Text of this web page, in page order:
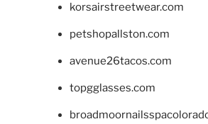
korsairstreetwear.com
petshopallston.com
avenue26tacos.com
topgglasses.com